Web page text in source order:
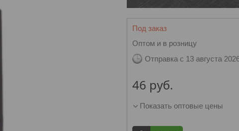
Под заказ
Оптом и в розницу
Отправка с 13 августа
46 руб.
Показать оптовые цены